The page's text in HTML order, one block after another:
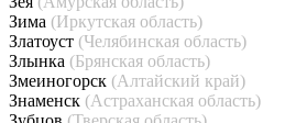
Зима (Иркутская область)
Златоуст (Челябинская область)
Злынка (Брянская область)
Змеиногорск (Алтайский край)
Знаменск (Астраханская область)